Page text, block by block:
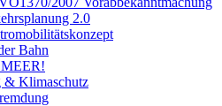
2.0
Bahn
MEER!
& Klimaschutz